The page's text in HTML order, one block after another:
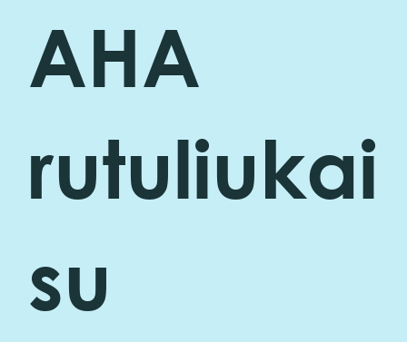
AHA
rutuliukai
su